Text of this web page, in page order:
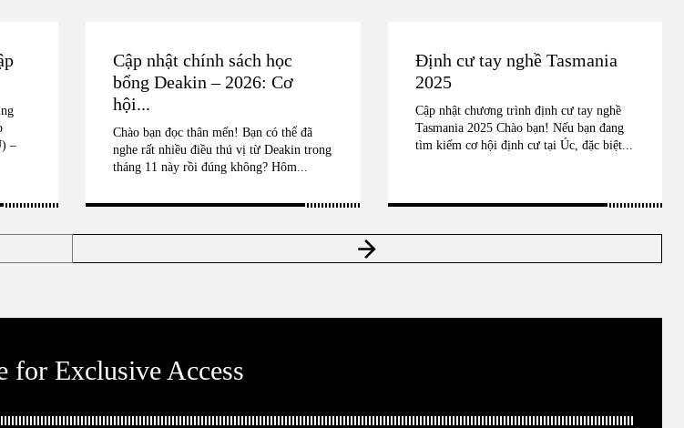
–
Cập nhật chính sách học
bổng Deakin – 2026: Cơ
hội...
Chào bạn đọc thân mến! Bạn có thể đã
nghe rất nhiều điều thú vị từ Deakin trong
tháng 11 này rồi đúng không? Hôm...
Định cư tay nghề Tasmania
2025
Cập nhật chương trình định cư tay nghề
Tasmania 2025 Chào bạn! Nếu bạn đang
tìm kiếm cơ hội định cư tại Úc, đặc biệt...
for Exclusive Access